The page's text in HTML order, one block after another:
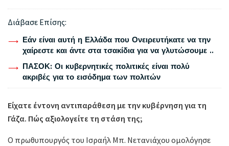
Διάβασε Επίσης:
Εάν είναι αυτή η Ελλάδα που Ονειρευτήκατε να την
χαίρεστε και άντε στα τσακίδια για να γλυτώσουμε ..
ΠΑΣΟΚ: Οι κυβερνητικές πολιτικές είναι πολύ
ακριβές για το εισόδημα των πολιτών
Είχατε έντονη αντιπαράθεση με την κυβέρνηση για τη
Γάζα. Πώς αξιολογείτε τη στάση της;
Ο πρωθυπουργός του Ισραήλ Μπ. Νετανιάχου ομολόγησε